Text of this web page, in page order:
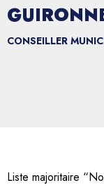
CONSEILLER
Liste majoritaire